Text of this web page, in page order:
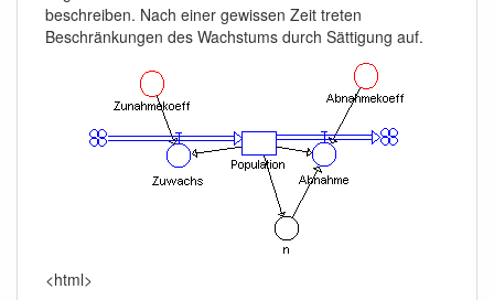
beschreiben. Nach einer gewissen Zeit treten
Beschränkungen des Wachstums durch Sättigung auf.
<html>